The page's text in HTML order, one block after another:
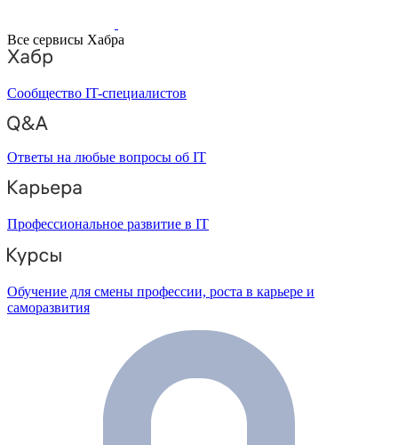
Все сервисы Хабра
Сообщество IT-специалистов
Ответы на любые вопросы об IT
Профессиональное развитие в IT
Обучение для смены профессии, роста в карьере и
саморазвития